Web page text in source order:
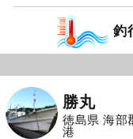
釣
勝丸
徳島県 海部
港